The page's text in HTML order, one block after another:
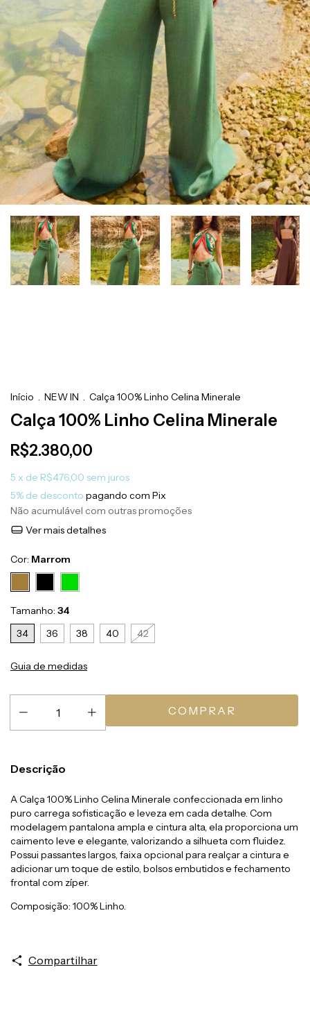
Início NEW IN Calça 100% Linho Celina Minerale
Calça 100% Linho Celina Minerale
R$2.380,00
5 x de R$476,00 sem juros
5% de desconto pagando com Pix
Não acumulável com outras promoções
Ver mais detalhes
Cor: Marrom
Tamanho: 34
34
36 38 40 42
Guia de medidas
Descrição
A Calça 100% Linho Celina Minerale confeccionada em linho
puro carrega sofisticação e leveza em cada detalhe. Com
modelagem pantalona ampla e cintura alta, ela proporciona um
caimento leve e elegante, valorizando a silhueta com fluidez.
Possui passantes largos, faixa opcional para realçar a cintura e
adicionar um toque de estilo, bolsos embutidos e fechamento
frontal com zíper.
Composição: 100% Linho.
Compartilhar